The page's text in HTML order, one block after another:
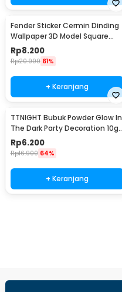
Fender Sticker Cermin Dinding
Wallpaper 3D Model Square
Mirror 9 PCS - Q353
Rp8.200
Rp20.900 61%
+ Keranjang
TTNIGHT Bubuk Powder Glow In
The Dark Party Decoration 10g
- T01
Rp6.200
Rp16.900 64%
+ Keranjang